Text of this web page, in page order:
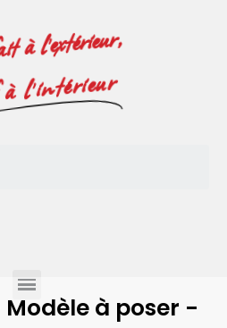
à l'extérieur,
l'intérieur
à poser -